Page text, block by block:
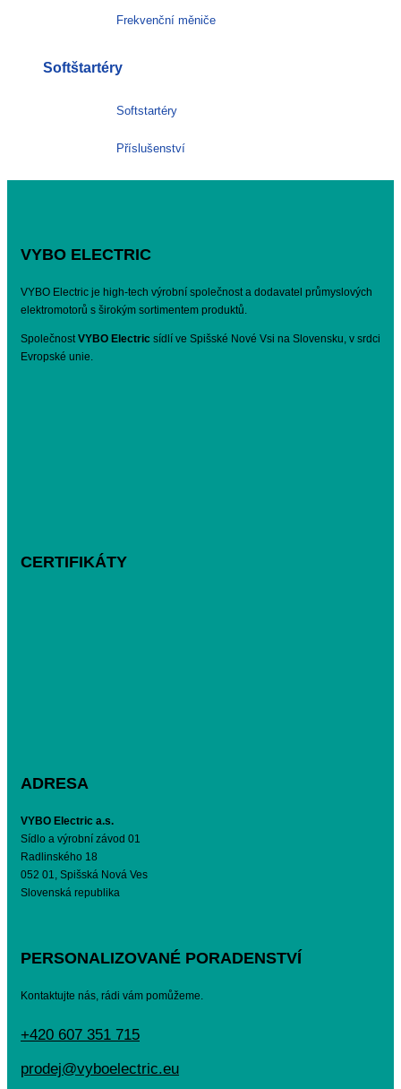
Frekvenční měniče
Softštartéry
Softstartéry
Příslušenství
VYBO ELECTRIC
VYBO Electric je high-tech výrobní společnost a dodavatel průmyslových
elektromotorů s širokým sortimentem produktů.
SpolečnostVYBO Electric sídlí ve Spišské Nové Vsi na Slovensku, v srdci
Evropské unie.
CERTIFIKÁTY
ADRESA
VYBO Electric a.s.
Sídlo a výrobní závod 01
Radlinského 18
052 01, Spišská Nová Ves
Slovenská republika
PERSONALIZOVANÉ PORADENSTVÍ
Kontaktujte nás, rádi vám pomůžeme.
+420 607 351 715
prodej@vyboelectric.eu